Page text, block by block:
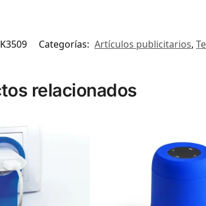
Categorías: Artículos publicitarios,
relacionados